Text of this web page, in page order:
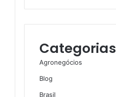
Categorias
Agronegócios
Blog
Brasil